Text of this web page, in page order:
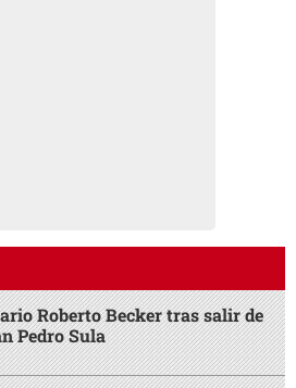
Roberto Becker tras salir de
Pedro Sula